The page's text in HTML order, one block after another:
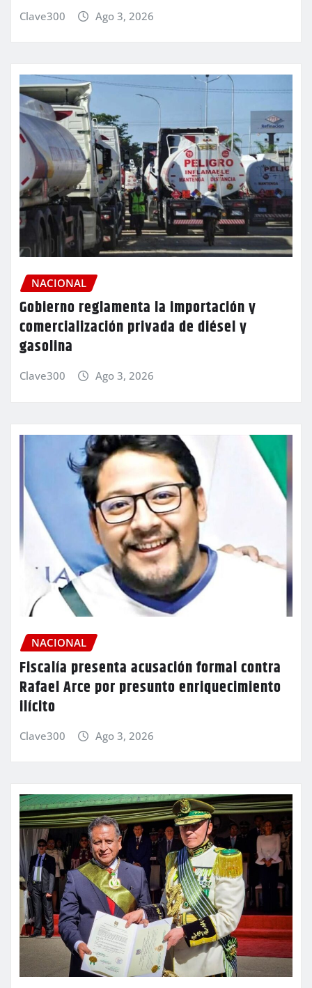
Clave300 Ago 3, 2026
NACIONAL
Gobierno reglamenta la importación y
comercialización privada de diésel y
gasolina
Clave300 Ago 3, 2026
NACIONAL
Fiscalía presenta acusación formal contra
Rafael Arce por presunto enriquecimiento
ilícito
Clave300 Ago 3, 2026